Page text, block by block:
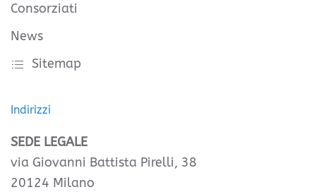
Consorziati
News
Sitemap
Indirizzi
SEDE LEGALE
via Giovanni Battista Pirelli, 38
20124 Milano